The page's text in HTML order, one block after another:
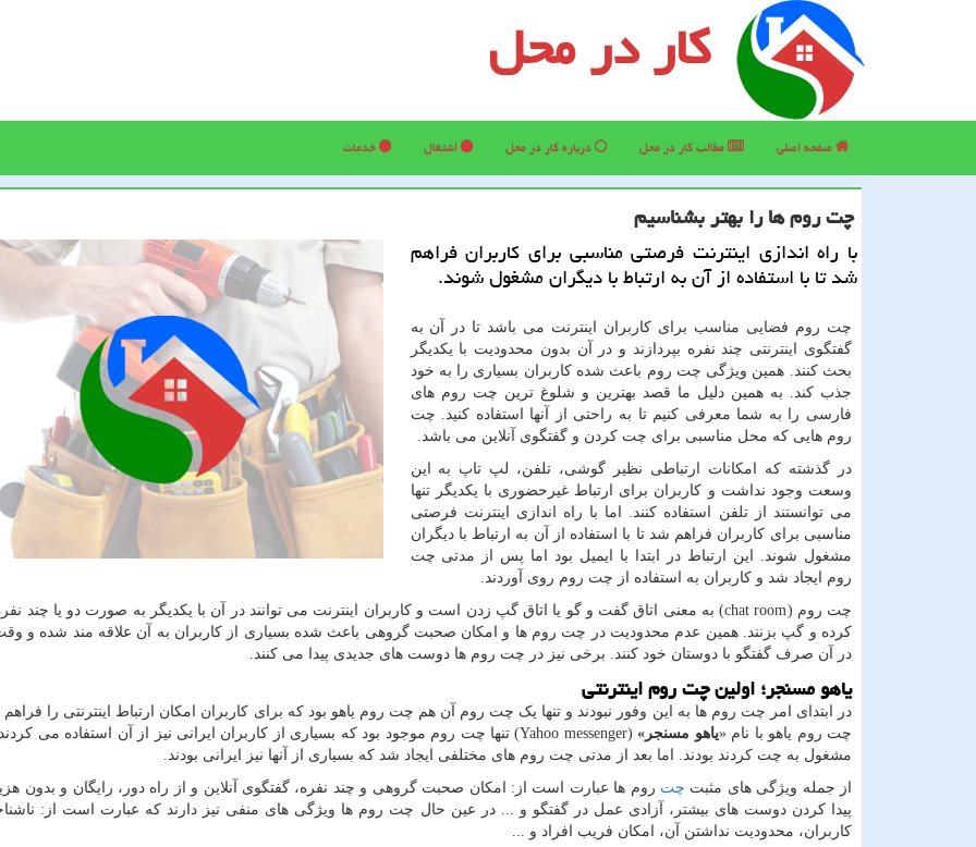
کار در محل
صفحه اصلی مطالب كار در محل درباره كار در محل اشتغال خدمات
چت روم ها را بهتر بشناسیم
با راه اندازی اینترنت فرصتی مناسبی برای كاربران فراهم
شد تا با استفاده از آن به ارتباط با دیگران مشغول شوند.
چت روم فضایی مناسب برای کاربران اینترنت می باشد تا در آن به
گفتگوی اینترنتی چند نفره بپردازند و در آن بدون محدودیت با یکدیگر
بحث کنند. همین ویژگی چت روم باعث شده کاربران بسیاری را به خود
جذب کند. به همین دلیل ما قصد بهترین و شلوغ ترین چت روم های
فارسی را به شما معرفی کنیم تا به راحتی از آنها استفاده کنید. چت
روم هایی که محل مناسبی برای چت کردن و گفتگوی آنلاین می باشد.
در گذشته که امکانات ارتباطی نظیر گوشی، تلفن، لپ تاپ به این
وسعت وجود نداشت و کاربران برای ارتباط غیرحضوری با یکدیگر تنها
می توانستند از تلفن استفاده کنند. اما با راه اندازی اینترنت فرصتی
مناسبی برای کاربران فراهم شد تا با استفاده از آن به ارتباط با دیگران
مشغول شوند. این ارتباط در ابتدا با ایمیل بود اما پس از مدتی چت
روم ایجاد شد و کاربران به استفاده از چت روم روی آوردند.
چت روم (chat room)
به معنی اتاق گفت و گو یا اتاق گپ زدن است و کاربران اینترنت می توانند در آن با یکدیگر به صورت دو یا چند
کرده و گپ بزنند. همین عدم محدودیت در چت روم ها و امکان صحبت گروهی باعث شده بسیاری از کاربران به آن علاقه مند شده و وقت
در آن صرف گفتگو با دوستان خود کنند. برخی نیز در چت روم ها دوست های جدیدی پیدا می کنند.
یاهو مسنجر؛ اولین چت روم اینترنتی
در ابتدای امر چت روم ها به این وفور نبودند و تنها یک چت روم آن هم چت روم یاهو بود که برای کاربران امکان ارتباط اینترنتی را
چت روم یاهو با نام «یاهو مسنجر» (Yahoo messenger)
تنها چت روم موجود بود که بسیاری از کاربران ایرانی نیز از آن استفاده می
مشغول به چت کردند بودند. اما بعد از مدتی چت روم های مختلفی ایجاد شد که بسیاری از آنها نیز ایرانی بودند.
از جمله ویژگی های مثبت چت روم ها عبارت است از: امکان صحبت گروهی و چند نفره، گفتگوی آنلاین و از راه دور، رایگان و بدون
پیدا کردن دوست های بیشتر، آزادی عمل در گفتگو و ... در عین حال چت روم ها ویژگی های منفی نیز دارند که عبارت است از:
کاربران، محدودیت نداشتن آن، امکان فریب افراد و ...